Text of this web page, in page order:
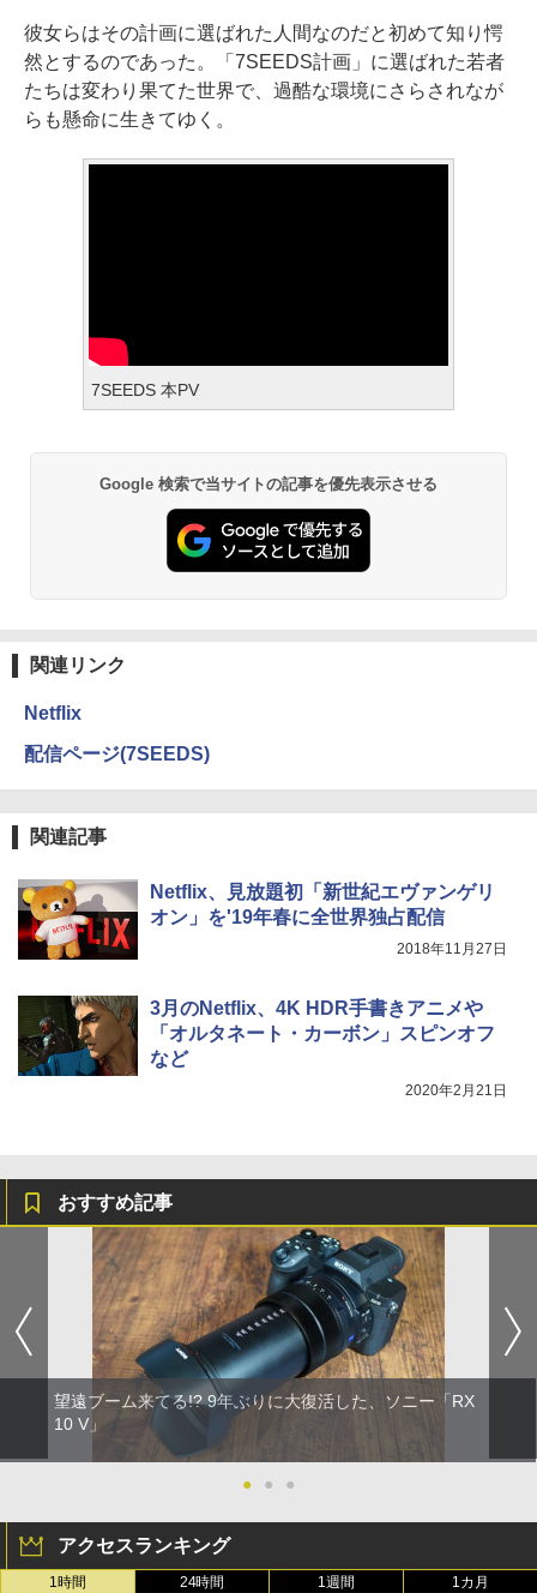
彼女らはその計画に選ばれた人間なのだと初めて知り愕
然とするのであった。「7SEEDS計画」に選ばれた若者
たちは変わり果てた世界で、過酷な環境にさらされなが
らも懸命に生きてゆく。
7SEEDS 本PV
Google 検索で当サイトの記事を優先表示させる
関連リンク
Netflix
配信ページ(7SEEDS)
関連記事
Netflix、見放題初「新世紀エヴァンゲリ
オン」を'19年春に全世界独占配信
2018年11月27日
3月のNetflix、4K HDR手書きアニメや
「オルタネート・カーボン」スピンオフ
など
2020年2月21日
おすすめ記事
望遠ブーム来てる!? 9年ぶりに大復活した、ソニー「RX
10 V」
● ● ●
アクセスランキング
1時間 24時間 1週間 1カ月